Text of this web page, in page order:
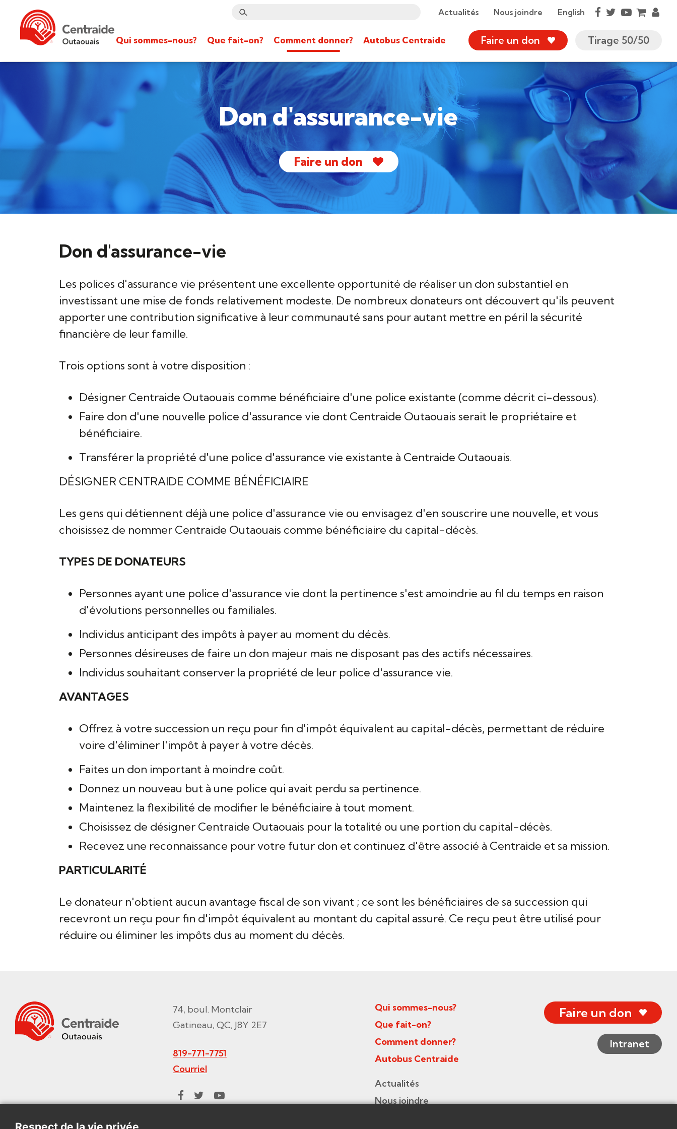
Actualités Nous joindre English
Qui sommes-nous? Que fait-on? Comment donner? Autobus Centraide Faire un don Tirage 50/50
Don d'assurance-vie
Faire un don
Don d'assurance-vie
Les polices d'assurance vie présentent une excellente opportunité de réaliser un don substantiel en
investissant une mise de fonds relativement modeste. De nombreux donateurs ont découvert qu'ils peuvent
apporter une contribution significative à leur communauté sans pour autant mettre en péril la sécurité
financière de leur famille.
Trois options sont à votre disposition :
Désigner Centraide Outaouais comme bénéficiaire d'une police existante (comme décrit ci-dessous).
Faire don d'une nouvelle police d'assurance vie dont Centraide Outaouais serait le propriétaire et
bénéficiaire.
Transférer la propriété d'une police d'assurance vie existante à Centraide Outaouais.
DÉSIGNER CENTRAIDE COMME BÉNÉFICIAIRE
Les gens qui détiennent déjà une police d'assurance vie ou envisagez d'en souscrire une nouvelle, et vous
choisissez de nommer Centraide Outaouais comme bénéficiaire du capital-décès.
TYPES DE DONATEURS
Personnes ayant une police d'assurance vie dont la pertinence s'est amoindrie au fil du temps en raison
d'évolutions personnelles ou familiales.
Individus anticipant des impôts à payer au moment du décès.
Personnes désireuses de faire un don majeur mais ne disposant pas des actifs nécessaires.
Individus souhaitant conserver la propriété de leur police d'assurance vie.
AVANTAGES
Offrez à votre succession un reçu pour fin d'impôt équivalent au capital-décès, permettant de réduire
voire d'éliminer l'impôt à payer à votre décès.
Faites un don important à moindre coût.
Donnez un nouveau but à une police qui avait perdu sa pertinence.
Maintenez la flexibilité de modifier le bénéficiaire à tout moment.
Choisissez de désigner Centraide Outaouais pour la totalité ou une portion du capital-décès.
Recevez une reconnaissance pour votre futur don et continuez d'être associé à Centraide et sa mission.
PARTICULARITÉ
Le donateur n'obtient aucun avantage fiscal de son vivant ; ce sont les bénéficiaires de sa succession qui
recevront un reçu pour fin d'impôt équivalent au montant du capital assuré. Ce reçu peut être utilisé pour
réduire ou éliminer les impôts dus au moment du décès.
74, boul. Montclair
Gatineau, QC, J8Y 2E7
819-771-7751
Courriel
Qui sommes-nous?
Que fait-on?
Comment donner?
Autobus Centraide
Actualités
Nous joindre
Faire un don
Intranet